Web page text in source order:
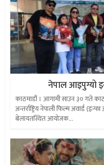
नेपाल आइपुग्यो
काठमाडौं । आगामी साउन ३० गते
अन्तर्राष्ट्रिय नेपाली फिल्म अवार्ड
बेलायतस्थित आयोजक...